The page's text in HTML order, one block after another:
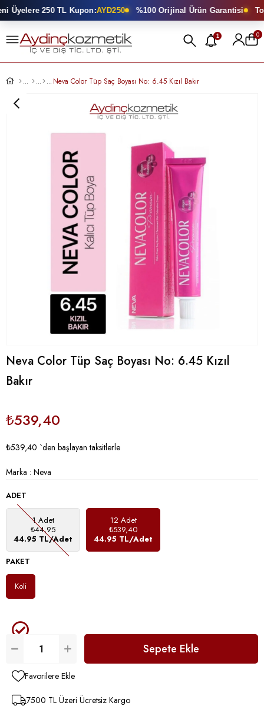
Üyelere 250 TL Kupon:AYD250 %100 Orijinal Ürün Garantisi
1 0
Neva Color Tüp Saç Boyası No: 6.45 Kızıl Bakır
Neva Color Tüp Saç Boyası No: 6.45 Kızıl
Bakır
₺539,40
₺539,40 `den başlayan taksitlerle
Marka : Neva
ADET
1 Adet
₺44,95
44.95 TL/Adet
12 Adet
₺539,40
44.95 TL/Adet
PAKET
Koli
Favorilere Ekle
7500 TL Üzeri Ücretsiz Kargo